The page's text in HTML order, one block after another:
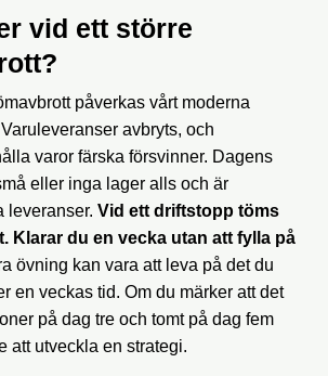
vid ett större
påverkas vårt moderna
avbryts, och
varor färska försvinner. Dagens
eller inga lager alls och är
leveranser. Vid ett driftstopp töms
Klarar du en vecka utan att fylla på
övning kan vara att leva på det du
en veckas tid. Om du märker att det
på dag tre och tomt på dag fem
att utveckla en strategi.